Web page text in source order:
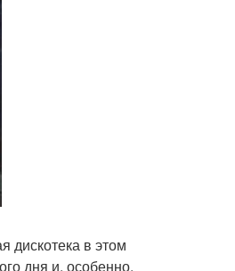
дискотека в этом
дня и, особенно,